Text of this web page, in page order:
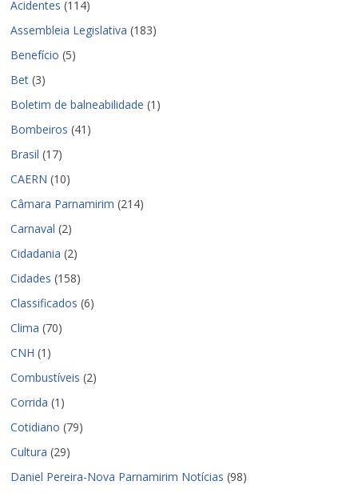
Acidentes (114)
Assembleia Legislativa (183)
Benefício (5)
Bet (3)
Boletim de balneabilidade (1)
Bombeiros (41)
Brasil (17)
CAERN (10)
Câmara Parnamirim (214)
Carnaval (2)
Cidadania (2)
Cidades (158)
Classificados (6)
Clima (70)
CNH (1)
Combustíveis (2)
Corrida (1)
Cotidiano (79)
Cultura (29)
Daniel Pereira-Nova Parnamirim Notícias (98)